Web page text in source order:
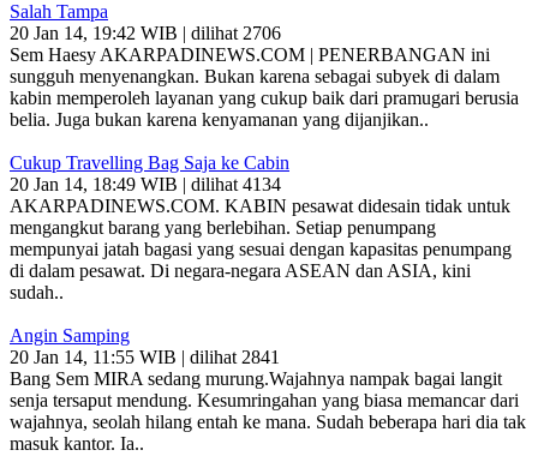
Salah Tampa
20 Jan 14, 19:42 WIB | dilihat 2706
Sem Haesy AKARPADINEWS.COM | PENERBANGAN ini
sungguh menyenangkan. Bukan karena sebagai subyek di dalam
kabin memperoleh layanan yang cukup baik dari pramugari berusia
belia. Juga bukan karena kenyamanan yang dijanjikan..
Cukup Travelling Bag Saja ke Cabin
20 Jan 14, 18:49 WIB | dilihat 4134
AKARPADINEWS.COM. KABIN pesawat didesain tidak untuk
mengangkut barang yang berlebihan. Setiap penumpang
mempunyai jatah bagasi yang sesuai dengan kapasitas penumpang
di dalam pesawat. Di negara-negara ASEAN dan ASIA, kini
sudah..
Angin Samping
20 Jan 14, 11:55 WIB | dilihat 2841
Bang Sem MIRA sedang murung.Wajahnya nampak bagai langit
senja tersaput mendung. Kesumringahan yang biasa memancar dari
wajahnya, seolah hilang entah ke mana. Sudah beberapa hari dia tak
masuk kantor. Ia..